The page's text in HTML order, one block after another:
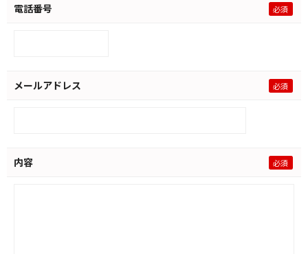
電話番号
メールアドレス
内容